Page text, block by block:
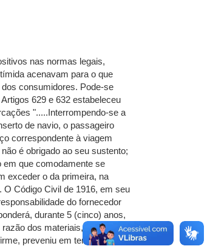
nas normas legais,
acenavam para o que
consumidores. Pode-se
629 e 632 estabeleceu
".....Interrompendo-se a
de navio, o passageiro
correspondente à viagem
é obrigado ao seu sustento;
em que comodamente se
exceder o da primeira, na
O Código Civil de 1916, em seu
do fornecedor
durante 5 (cinco) anos,
dos materiais, como do
preveniu em tempo o dono